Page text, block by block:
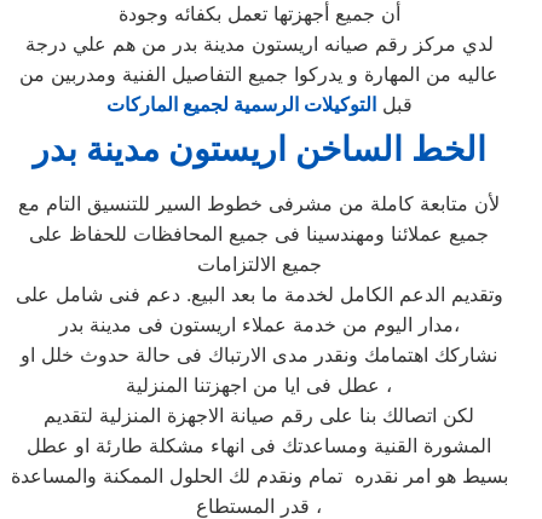
أن جميع أجهزتها تعمل بكفائه وجودة
لدي مركز رقم صيانه اريستون مدينة بدر من هم علي درجة
عاليه من المهارة و يدركوا جميع التفاصيل الفنية ومدربين من
قبلالتوكيلات الرسمية لجميع الماركات
الخط الساخن اريستون مدينة بدر
لأن متابعة كاملة من مشرفى خطوط السير للتنسيق التام مع
جميع عملائنا ومهندسينا فى جميع المحافظات للحفاظ على
جميع الالتزامات
وتقديم الدعم الكامل لخدمة ما بعد البيع. دعم فنى شامل على
مدار اليوم من خدمة عملاء اريستون فى مدينة بدر،
نشاركك اهتمامك ونقدر مدى الارتباك فى حالة حدوث خلل او
عطل فى ايا من اجهزتنا المنزلية ،
لكن اتصالك بنا على رقم صيانة الاجهزة المنزلية لتقديم
المشورة القنية ومساعدتك فى انهاء مشكلة طارئة او عطل
بسيط هو امر نقدره تمام ونقدم لك الحلول الممكنة والمساعدة
قدر المستطاع ،